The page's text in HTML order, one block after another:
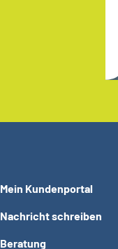
Mein Kundenportal
Nachricht schreiben
Beratung